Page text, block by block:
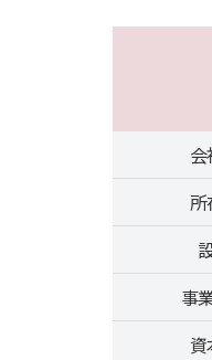
所
事